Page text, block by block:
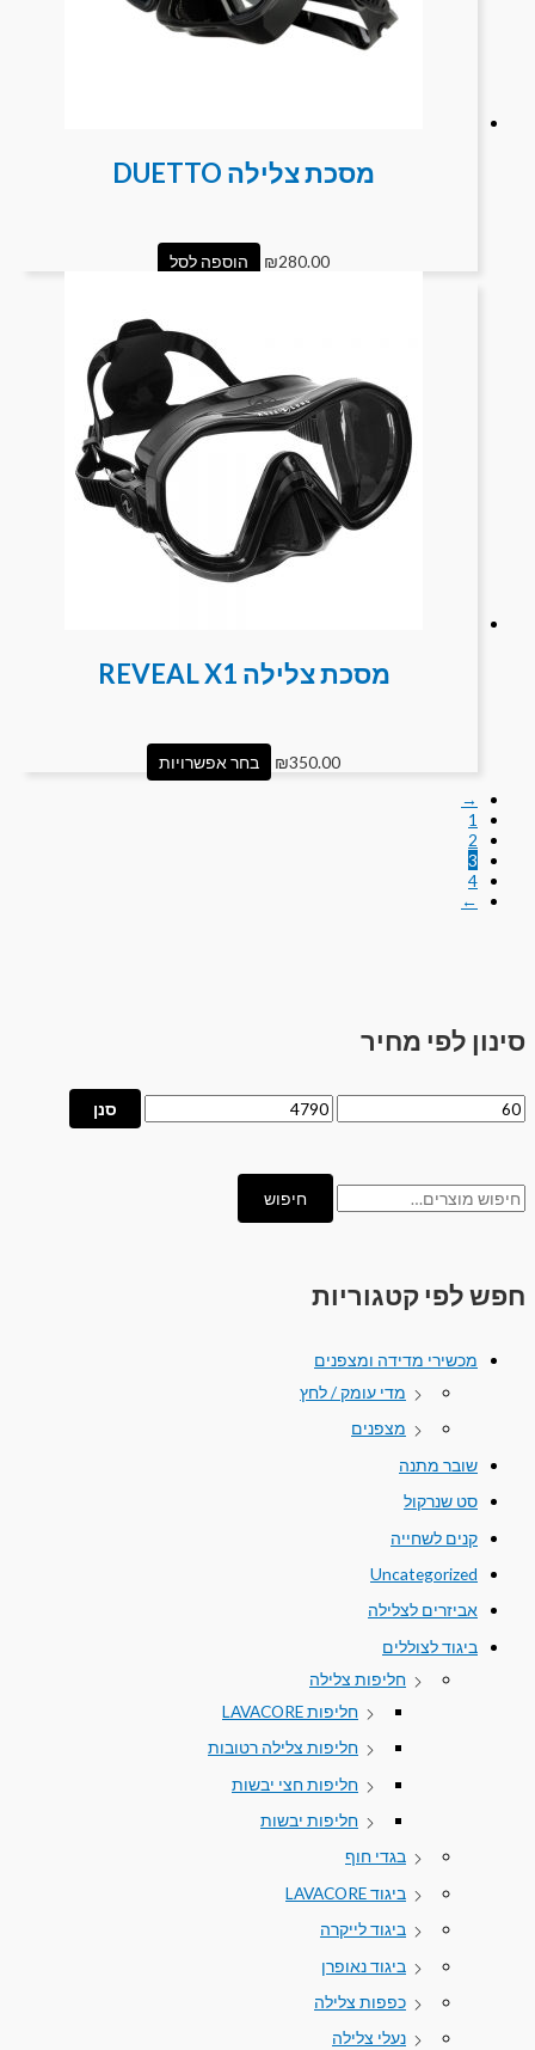
סינון לפי מחיר
סנן
חיפוש
חפש לפי קטגוריות
מכשירי מדידה ומצפנים
מדי עומק / לחץ
מצפנים
שובר מתנה
סט שנרקול
קנים לשחייה
Uncategorized
אביזרים לצלילה
ביגוד לצוללים
חליפות צלילה
חליפות LAVACORE
חליפות צלילה רטובות
חליפות חצי יבשות
חליפות יבשות
בגדי חוף
ביגוד LAVACORE
ביגוד לייקרה
ביגוד נאופרן
כפפות צלילה
נעלי צלילה
מסכת צלילה DUETTO
₪280.00 הוספה לסל
מסכת צלילה REVEAL X1
₪350.00
בחר אפשרויות
→
1
2
3
4
←